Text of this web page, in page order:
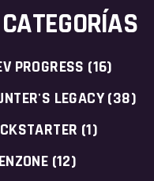
CATEGORÍAS
PROGRESS (16)
LEGACY(38)
(1)
(12)